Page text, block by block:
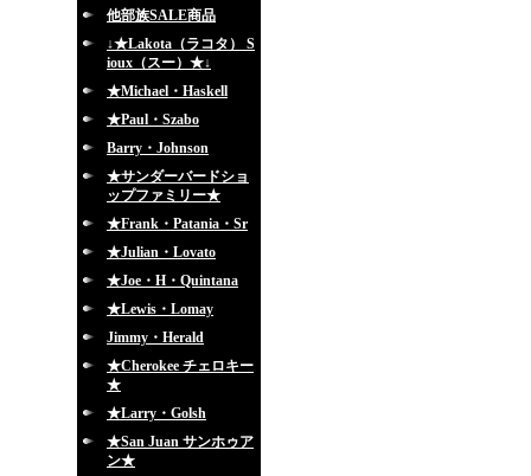
他部族SALE商品
↓★Lakota（ラコタ） S
ioux（スー）★↓
★Michael・Haskell
★Paul・Szabo
Barry・Johnson
★サンダーバードショ
ップファミリー★
★Frank・Patania・Sr
★Julian・Lovato
★Joe・H・Quintana
★Lewis・Lomay
Jimmy・Herald
★Cherokee チェロキー
★
★Larry・Golsh
★San Juan サンホゥア
ン★